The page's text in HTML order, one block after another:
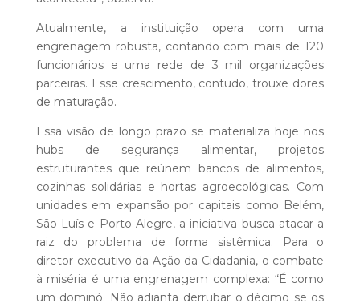
Atualmente, a instituição opera com uma
engrenagem robusta, contando com mais de 120
funcionários e uma rede de 3 mil organizações
parceiras. Esse crescimento, contudo, trouxe dores
de maturação.
Essa visão de longo prazo se materializa hoje nos
hubs de segurança alimentar, projetos
estruturantes que reúnem bancos de alimentos,
cozinhas solidárias e hortas agroecológicas. Com
unidades em expansão por capitais como Belém,
São Luís e Porto Alegre, a iniciativa busca atacar a
raiz do problema de forma sistêmica. Para o
diretor-executivo da Ação da Cidadania, o combate
à miséria é uma engrenagem complexa: “É como
um dominó. Não adianta derrubar o décimo se os